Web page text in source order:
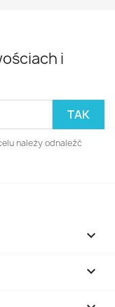
i
należy odnaleźć

